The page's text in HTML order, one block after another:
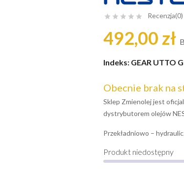
     Recenzja(0)
492,00 zł
Indeks: GEAR UTTO
Obecnie brak na
Sklep Zmienolej jest
dystrybutorem olejów
Przekładniowo –
Produkt niedostępny